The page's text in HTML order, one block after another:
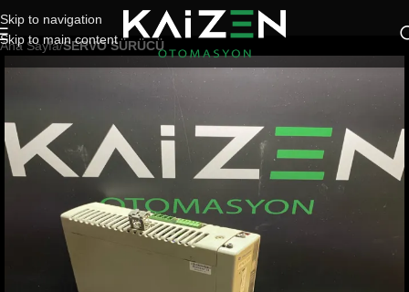
Skip to navigation
Skip to main content
Ana Sayfa SERVO SÜRÜCÜ